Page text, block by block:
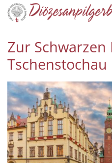
Zum Inhalt springen
Zur
Tschenstochau